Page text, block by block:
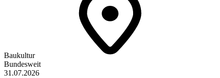
Baukultur
Bundesweit
31.07.2026